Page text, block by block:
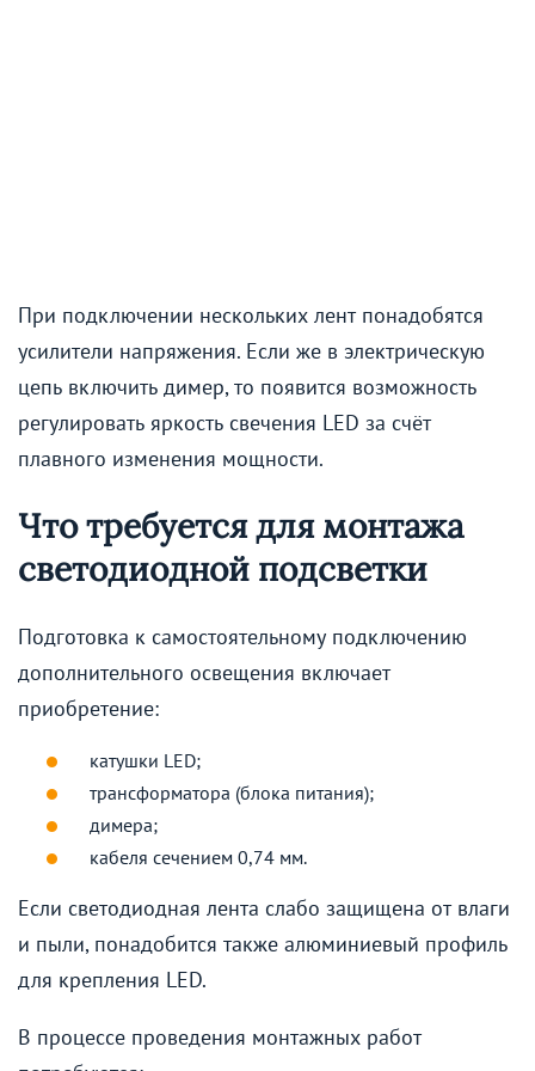
При подключении нескольких лент понадобятся
усилители напряжения. Если же в электрическую
цепь включить димер, то появится возможность
регулировать яркость свечения LED за счёт
плавного изменения мощности.
Что требуется для монтажа
светодиодной подсветки
Подготовка к самостоятельному подключению
дополнительного освещения включает
приобретение:
катушки LED;
трансформатора (блока питания);
димера;
кабеля сечением 0,74 мм.
Если светодиодная лента слабо защищена от влаги
и пыли, понадобится также алюминиевый профиль
для крепления LED.
В процессе проведения монтажных работ